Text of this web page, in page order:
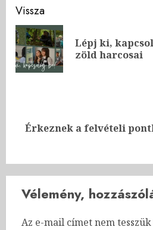
Post
navigation
Vissza
Lépj ki,
zöld harcosai
Next
Érkeznek a felvételi
Vélemény,
Az e-mail címet nem tesszük